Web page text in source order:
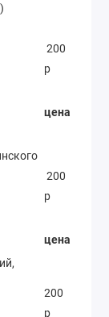
200
р
цена
200
р
цена
200
р